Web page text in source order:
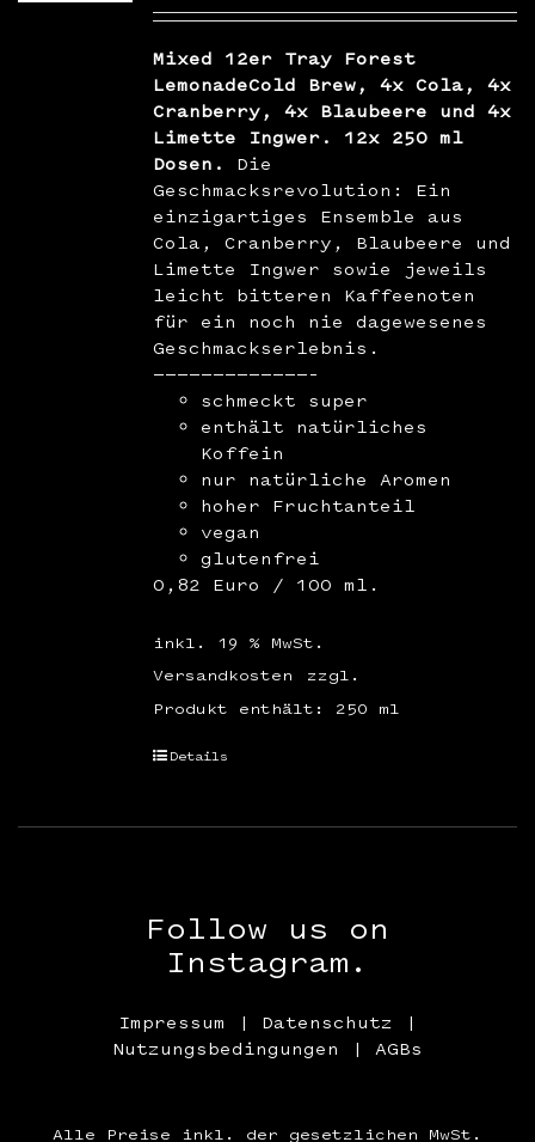
Mixed 12er Tray Forest
LemonadeCold Brew, 4x Cola, 4x
Cranberry, 4x Blaubeere und 4x
Limette Ingwer. 12x 250 ml
Dosen.
Die
Geschmacksrevolution: Ein
einzigartiges Ensemble aus
Cola, Cranberry, Blaubeere und
Limette Ingwer sowie jeweils
leicht bitteren Kaffeenoten
für ein noch nie dagewesenes
Geschmackserlebnis.
—————————————–
schmeckt super
enthält natürliches
Koffein
nur natürliche Aromen
hoher Fruchtanteil
vegan
glutenfrei
0,82 Euro / 100 ml.
inkl. 19 % MwSt.
zzgl.
Versandkosten
Produkt enthält: 250 ml
Details
Follow us on
Instagram.
Impressum | Datenschutz |
Nutzungsbedingungen | AGBs
Alle Preise inkl. der gesetzlichen MwSt.